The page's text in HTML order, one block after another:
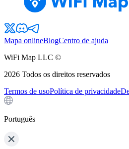
Mapa onlineBlogCentro de ajuda
WiFi Map LLC ©
2026 Todos os direitos reservados
Termos de usoPolítica de privacidade
Português